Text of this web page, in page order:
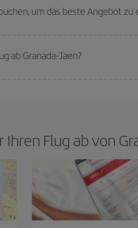
nach Flügen die Reisedaten und -zeiten
um das beste Angebot zu
grundlegender Bedeutung,
ab Granada-Jaen?
Flug ab von